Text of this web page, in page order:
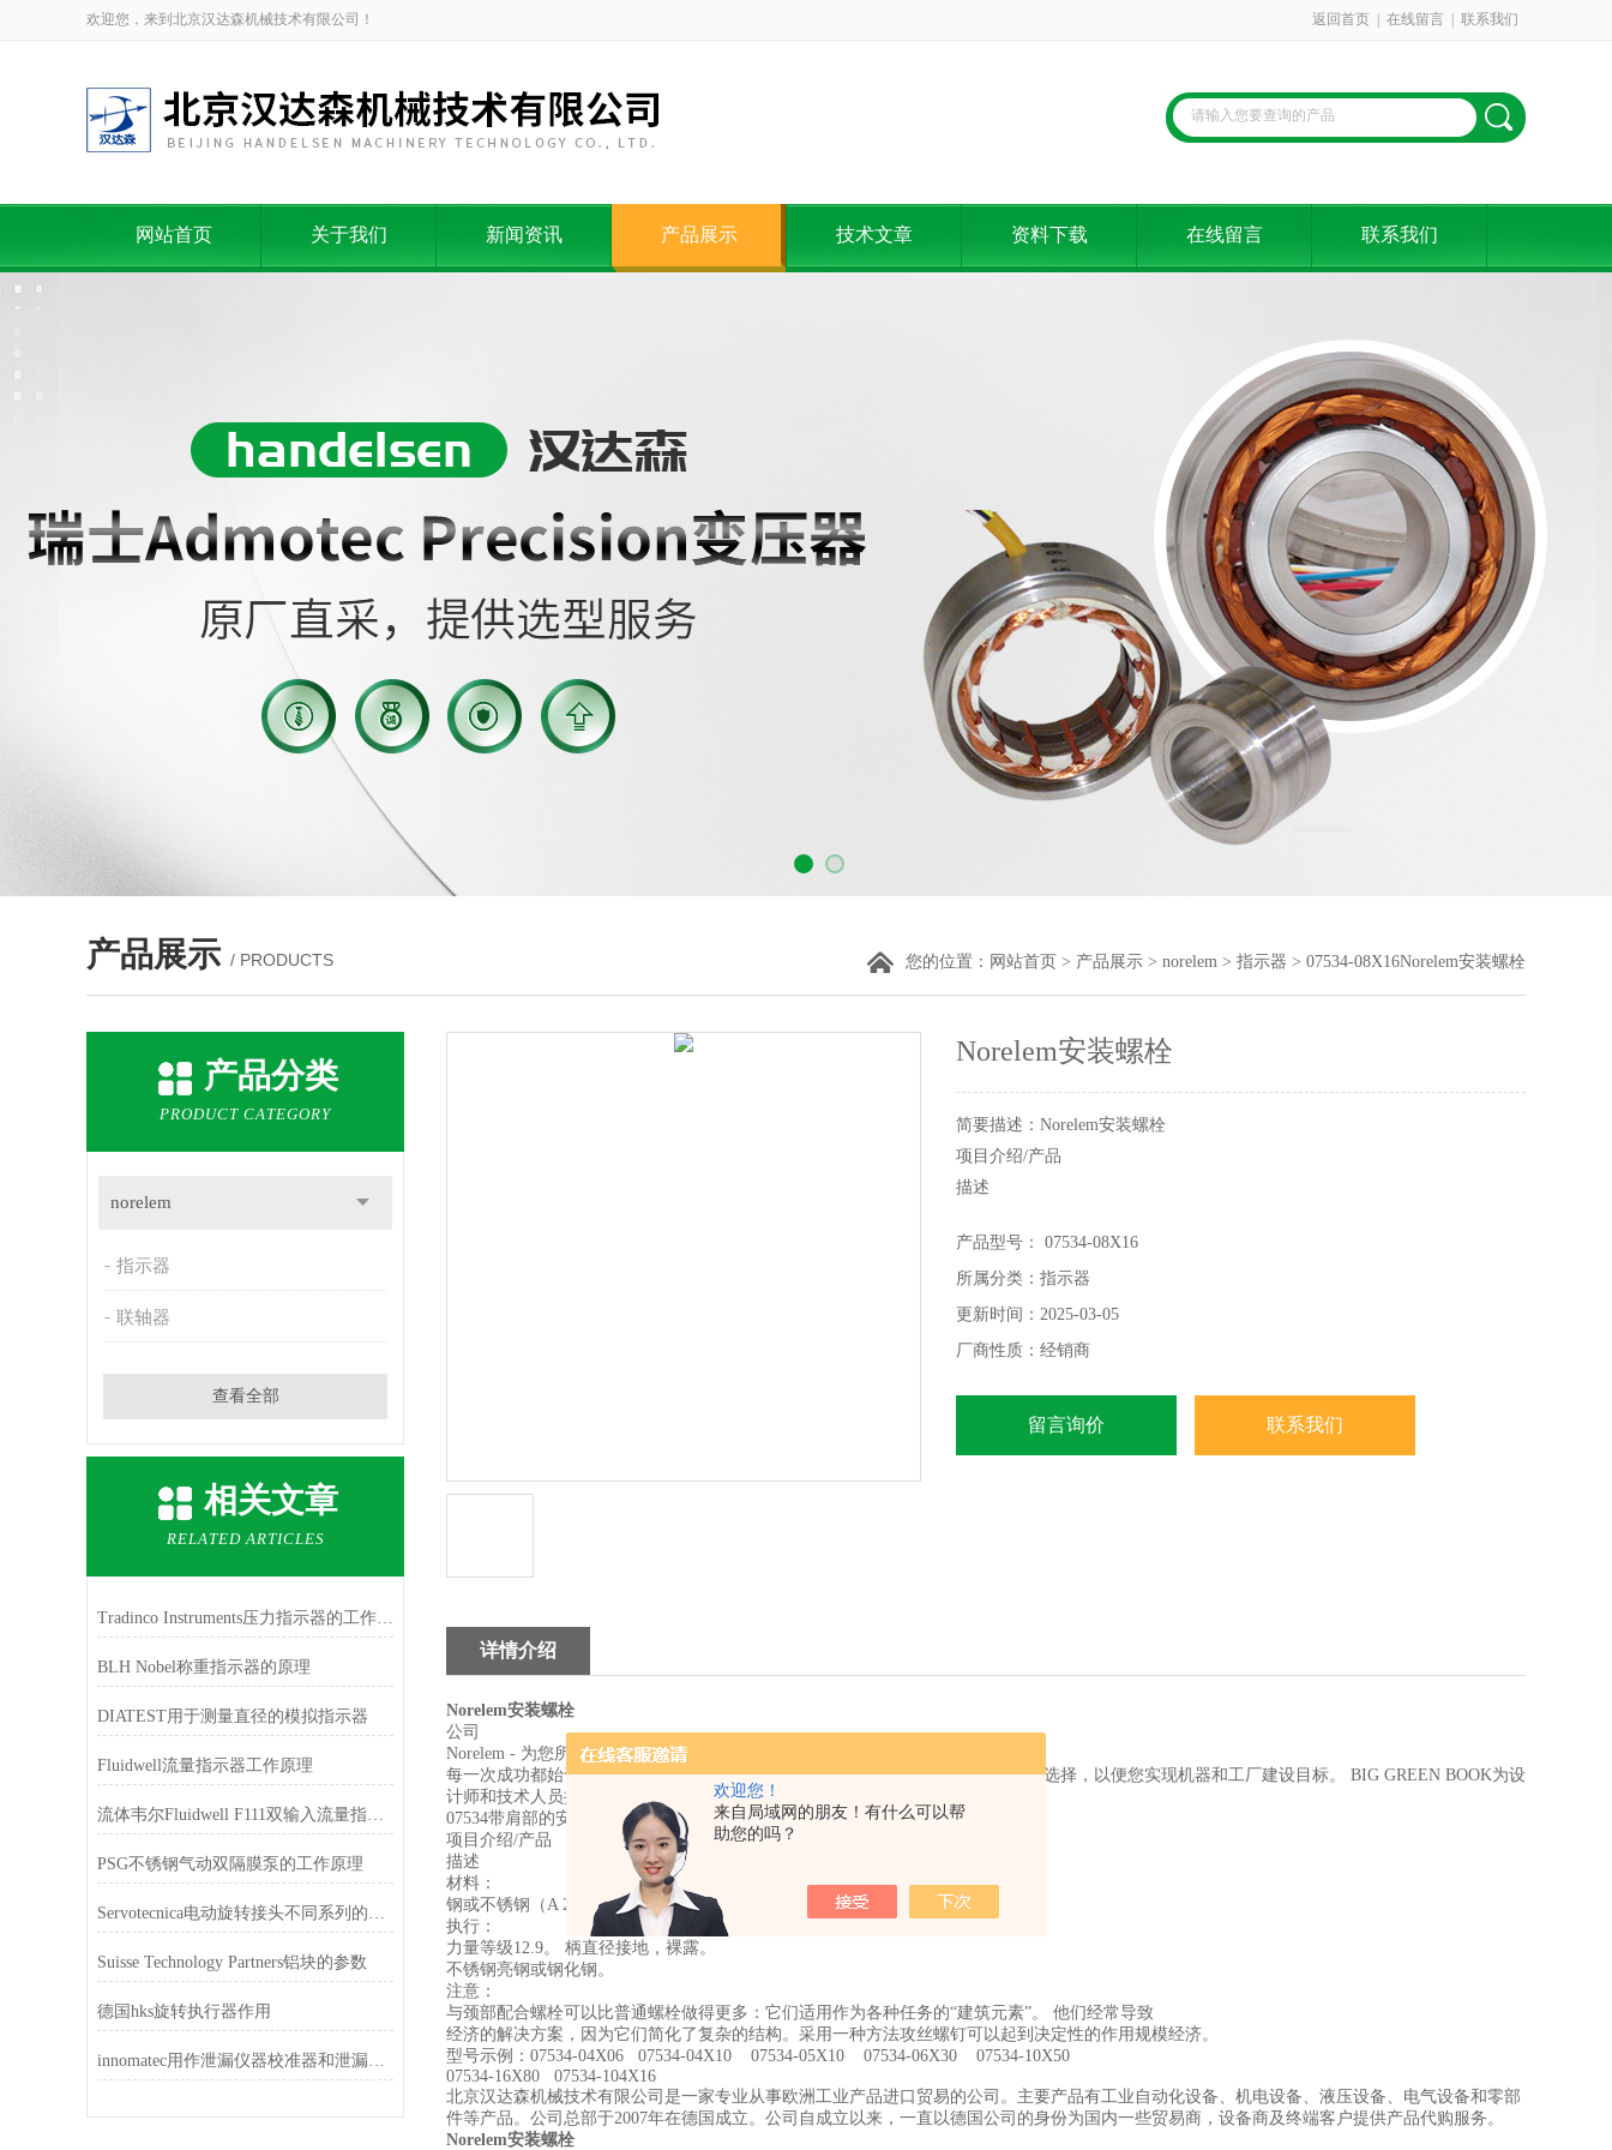
欢迎您！
来自局域网的朋友！有什么可以帮
助您的吗？
欢迎您，来到北京汉达森机械技术有限公司！ 返回首页 在线留言 联系我们
网站首页 关于我们 新闻资讯 产品展示 技术文章 资料下载 在线留言 联系我们
产品展示 / PRODUCTS 您的位置： 网站首页 > 产品展示 > norelem > 指示器 > 07534-08X16Norelem安装螺栓
产品分类
PRODUCT CATEGORY
norelem
指示器
联轴器
查看全部
相关文章
RELATED ARTICLES
Tradinco Instruments压力指示器的工作原理
BLH Nobel称重指示器的原理
DIATEST用于测量直径的模拟指示器
Fluidwell流量指示器工作原理
流体韦尔Fluidwell F111双输入流量指示器的特征
PSG不锈钢气动双隔膜泵的工作原理
Servotecnica电动旋转接头不同系列的特点
Suisse Technology Partners铝块的参数
德国hks旋转执行器作用
innomatec用作泄漏仪器校准器和泄漏模拟器
Norelem安装螺栓
简要描述：Norelem安装螺栓
项目介绍/产品
描述
钢或不锈钢（A 2）。
执行：
力量等级12.9。 柄直径接地，裸露。
不锈钢亮钢或钢化钢。
产品型号： 07534-08X16
所属分类：指示器
更新时间：2025-03-05
厂商性质：经销商
留言询价 联系我们
详情介绍
Norelem安装螺栓
公司
Norelem - 为您所有人提供绿灯
每一次成功都始于一个想法。 这就是为什么norelem会为您提供的标准零件和组件选择，以便您实现机器和工厂建设目标。 BIG GREEN BOOK为设
计师和技术人员提供广泛而清晰的各种优质组件。
07534带肩部的安装螺栓，类似于DIN ISO 7379
项目介绍/产品
描述
材料：
钢或不锈钢（A 2）。
执行：
力量等级12.9。 柄直径接地，裸露。
不锈钢亮钢或钢化钢。
注意：
与颈部配合螺栓可以比普通螺栓做得更多：它们适用作为各种任务的“建筑元素”。 他们经常导致
经济的解决方案，因为它们简化了复杂的结构。采用一种方法攻丝螺钉可以起到决定性的作用规模经济。
型号示例：07534-04X06 07534-04X10 07534-05X10 07534-06X30 07534-10X50
07534-16X80 07534-104X16
北京汉达森机械技术有限公司是一家专业从事欧洲工业产品进口贸易的公司。主要产品有工业自动化设备、机电设备、液压设备、电气设备和零部
件等产品。公司总部于2007年在德国成立。公司自成立以来，一直以德国公司的身份为国内一些贸易商，设备商及终端客户提供产品代购服务。
Norelem安装螺栓